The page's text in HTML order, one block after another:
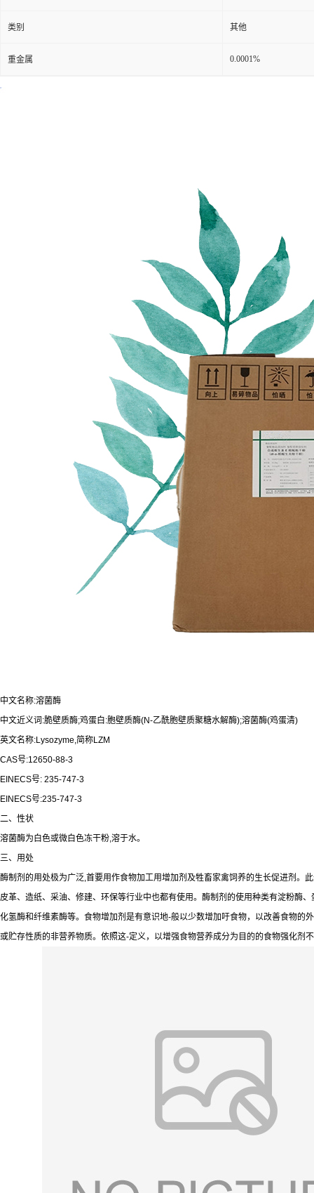
类别 其他
重金属 0.0001%
中文名称:溶菌酶
中文近义词:脆壁质酶;鸡蛋白:胞壁质酶(N-乙酰胞壁质聚糖水解酶);溶菌酶(鸡蛋清)
英文名称:Lysozyme,简称LZM
CAS号:12650-88-3
EINECS号: 235-747-3
EINECS号:235-747-3
二、性状
溶菌酶为白色或微白色冻干粉,溶于水。
三、用处
酶制剂的用处极为广泛,首要用作食物加工用增加剂及牲畜家禽饲养的生长促进剂。
皮革、造纸、采油、修建、环保等行业中也都有使用。酶制剂的使用种类有淀粉酶
化氢酶和纤维素酶等。食物增加剂是有意识地-般以少数增加吁食物，以改善食物的
或贮存性质的非营养物质。依照这-定义，以增强食物营养成分为目的的食物强化剂